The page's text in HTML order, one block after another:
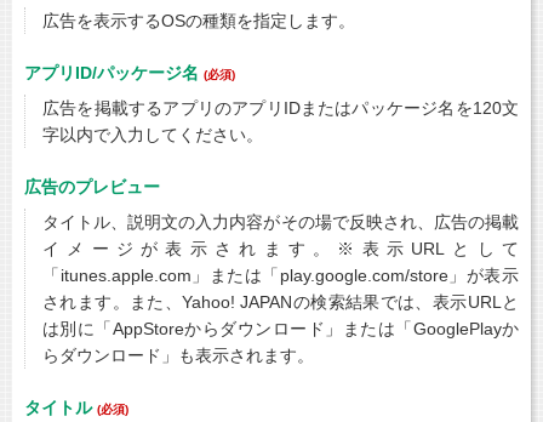
広告を表示するOSの種類を指定します。
アプリID/パッケージ名 (必須)
広告を掲載するアプリのアプリIDまたはパッケージ名を120文
字以内で入力してください。
広告のプレビュー
タイトル、説明文の入力内容がその場で反映され、広告の掲載
イメージが表示されます。※表示URLとして
「itunes.apple.com」または「play.google.com/store」が表示
されます。また、Yahoo! JAPANの検索結果では、表示URLと
は別に「AppStoreからダウンロード」または「GooglePlayか
らダウンロード」も表示されます。
タイトル (必須)